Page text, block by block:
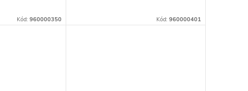
Kód: 960000350 Kód: 960000401